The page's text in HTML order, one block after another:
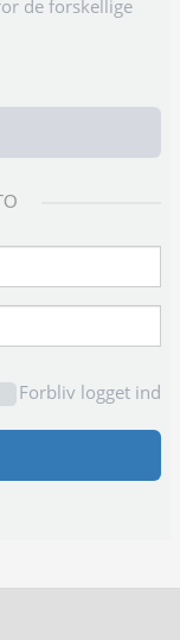
de forskellige
Forbliv logget ind